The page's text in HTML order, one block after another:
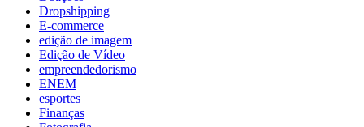
Dropshipping
E-commerce
edição de imagem
Edição de Vídeo
empreendedorismo
ENEM
esportes
Finanças